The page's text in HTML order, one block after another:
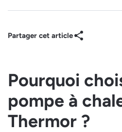
Partager cet article
Pourquoi
pompe à
Thermor ?